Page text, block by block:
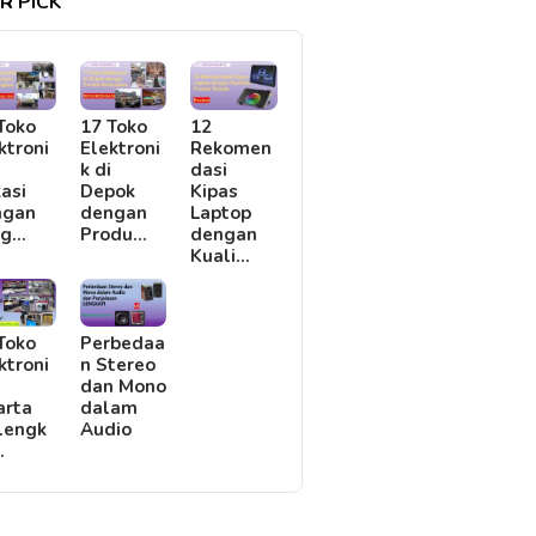
17 Toko
Elektroni
k di
Depok
dengan
Produ…
12
Rekomen
dasi
Kipas
Laptop
dengan
Kuali…
Perbedaa
n Stereo
dan Mono
dalam
Audio